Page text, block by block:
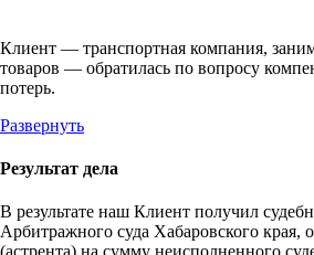
Клиент — транспортная компания,
товаров — обратилась по вопросу
потерь.
Развернуть
Результат дела
В результате наш Клиент получил
Арбитражного суда Хабаровского края,